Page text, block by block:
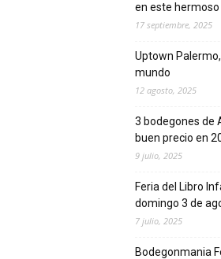
en este hermoso
17 septiembre, 2025
Uptown
mundo
12 agosto, 2025
3 bodegones de
buen precio en
9 julio, 2025
Feria del Libro
domingo 3 de
7 julio, 2025
Bodegonmania